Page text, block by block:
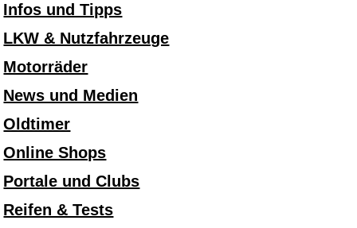
Infos und Tipps
LKW & Nutzfahrzeuge
Motorräder
News und Medien
Oldtimer
Online Shops
Portale und Clubs
Reifen & Tests